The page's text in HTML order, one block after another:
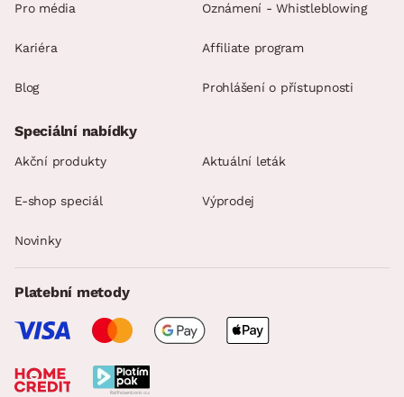
Pro média
Kariéra
Blog
Oznámení - Whistleblowing
Affiliate program
Prohlášení o přístupnosti
Speciální nabídky
Akční produkty Aktuální leták
E-shop speciál Výprodej
Novinky
Platební metody